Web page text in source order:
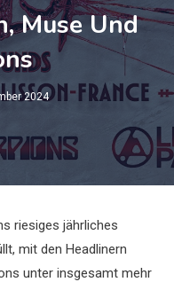
Muse Und
2024
riesiges jährliches
mit den Headlinern
unter insgesamt mehr